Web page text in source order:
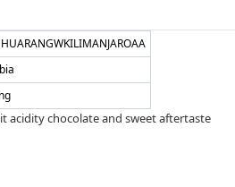
acidity chocolate and sweet aftertaste